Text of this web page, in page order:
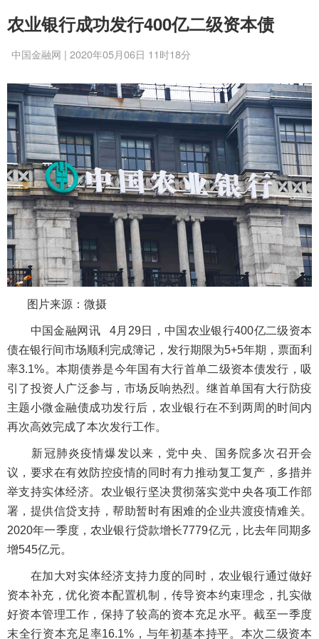
农业银行成功发行400亿二级资本债
中国金融网 | 2020年05月06日 11时18分
图片来源：微摄
中国金融网讯 4月29日，中国农业银行400亿二级资本
债在银行间市场顺利完成簿记，发行期限为5+5年期，票面利
率3.1%。本期债券是今年国有大行首单二级资本债发行，吸
引了投资人广泛参与，市场反响热烈。继首单国有大行防疫
主题小微金融债成功发行后，农业银行在不到两周的时间内
再次高效完成了本次发行工作。
新冠肺炎疫情爆发以来，党中央、国务院多次召开会
议，要求在有效防控疫情的同时有力推动复工复产，多措并
举支持实体经济。农业银行坚决贯彻落实党中央各项工作部
署，提供信贷支持，帮助暂时有困难的企业共渡疫情难关。
2020年一季度，农业银行贷款增长7779亿元，比去年同期多
增545亿元。
在加大对实体经济支持力度的同时，农业银行通过做好
资本补充，优化资本配置机制，传导资本约束理念，扎实做
好资本管理工作，保持了较高的资本充足水平。截至一季度
末全行资本充足率16.1%，与年初基本持平。本次二级资本